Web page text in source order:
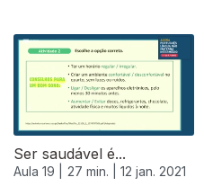
Ser saudável é...
Aula 19 | 27 min. | 12 jan. 2021